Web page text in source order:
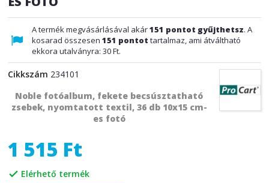
A termék megvásárlásával akár151 pontot gyűjthetsz. A
kosarad összesen 151 pontot tartalmaz, ami átváltható
ekkora utalványra: 30 Ft.
Cikkszám 234101
Noble fotóalbum, fekete becsúsztatható
zsebek, nyomtatott textil, 36 db 10x15 cm-
es fotó
1 515 Ft
 Elérhető termék